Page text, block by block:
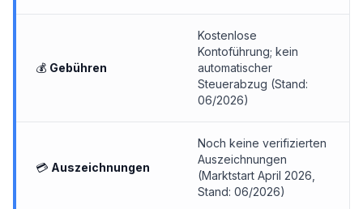
💰 Gebühren
Kostenlose
Kontoführung; kein
automatischer
Steuerabzug (Stand:
06/2026)
💳 Auszeichnungen
Noch keine verifizierten
Auszeichnungen
(Marktstart April 2026,
Stand: 06/2026)